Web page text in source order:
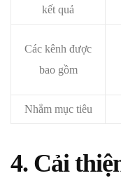
kết quả
Các kênh được
bao gồm
Nhắm mục tiêu
4. Cải